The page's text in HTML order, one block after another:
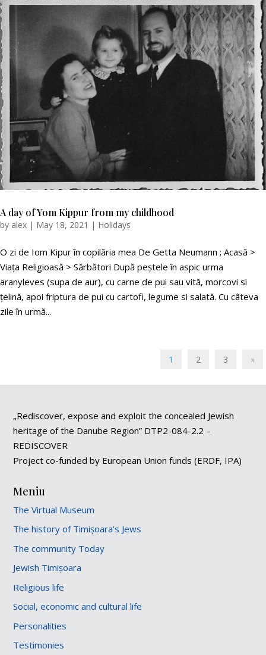
A day of Yom Kippur from my childhood
by alex | May 18, 2021 | Holidays
O zi de Iom Kipur în copilăria mea De Getta Neumann ; Acasă >
Viața Religioasă > Sărbători După peștele în aspic urma
aranyleves (supa de aur), cu carne de pui sau vită, morcovi si
țelină, apoi friptura de pui cu cartofi, legume si salată. Cu câteva
zile în urmă...
1 2 3 »
„Rediscover, expose and exploit the concealed Jewish
heritage of the Danube Region” DTP2-084-2.2 –
REDISCOVER
Project co-funded by European Union funds (ERDF, IPA)
Meniu
The Virtual Museum
The history of Timișoara’s Jews
The community Today
Jewish Timișoara
Religious life
Social, economic and cultural life
Personalities
Testimonies